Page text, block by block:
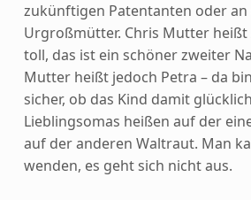
zukünftigen Patentanten oder an
Urgroßmütter. Chris Mutter heißt
toll, das ist ein schöner zweiter
Mutter heißt jedoch Petra – da
sicher, ob das Kind damit
Lieblingsomas heißen auf der
auf der anderen Waltraut. Man
wenden, es geht sich nicht aus.